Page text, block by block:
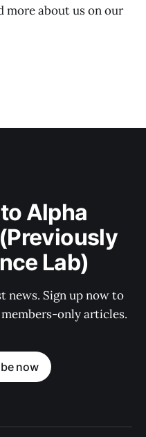
more about us on our
Alpha
Lab)
news. Sign up now to
only articles.
now